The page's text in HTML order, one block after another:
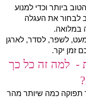
ביותר וכדי למנוע
לבחור את העגלה
במלואה.
מעט, לשפר, לסדר, לארגן
זמן יקר.
- למה זה כל כך
תפוקה כמה שיותר מהר